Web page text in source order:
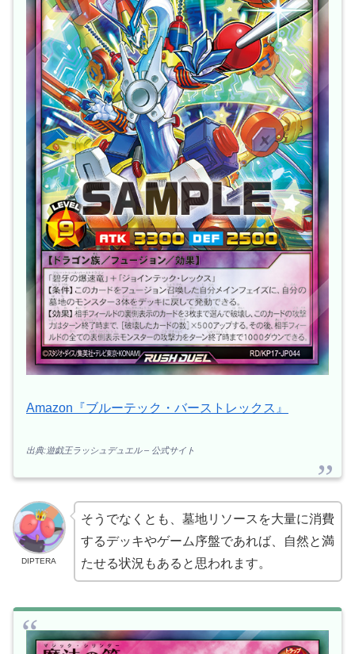
Amazon『ブルーテック・バーストレックス』
出典:遊戯王ラッシュデュエル – 公式サイト
DIPTERA
そうでなくとも、墓地リソースを大量に消費
するデッキやゲーム序盤であれば、自然と満
たせる状況もあると思われます。